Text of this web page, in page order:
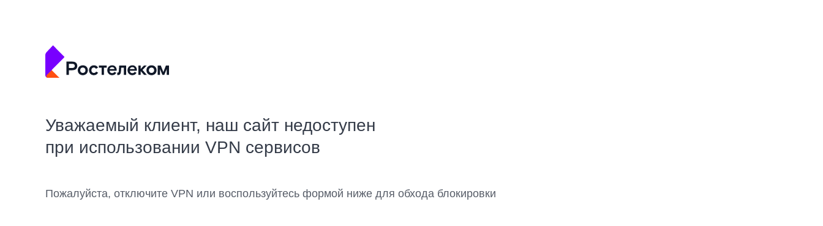
Уважаемый клиент, наш сайт недоступен
при использовании VPN сервисов
Пожалуйста, отключите VPN или воспользуйтесь формой ниже для обхода блокировки